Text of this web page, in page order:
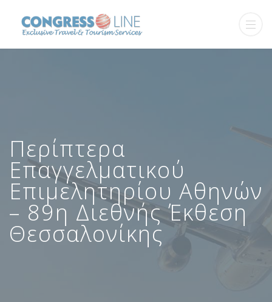
Περίπτερα
Επαγγελματικού
Επιμελητηρίου Αθηνών
– 89η Διεθνής Έκθεση
Θεσσαλονίκης